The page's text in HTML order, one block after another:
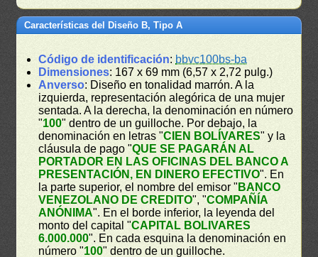
Características del Diseño B, Tipo A
Código de identificación: bbvc100bs-ba
Dimensiones: 167 x 69 mm (6,57 x 2,72 pulg.)
Anverso: Diseño en tonalidad marrón. A la
izquierda, representación alegórica de una mujer
sentada. A la derecha, la denominación en número
"100" dentro de un guilloche. Por debajo, la
denominación en letras "CIEN BOLÍVARES" y la
cláusula de pago "QUE SE PAGARÁN AL
PORTADOR EN LAS OFICINAS DEL BANCO A
PRESENTACIÓN, EN DINERO EFECTIVO". En
la parte superior, el nombre del emisor " BANCO
VENEZOLANO DE CREDITO", "COMPAÑÍA
ANÓNIMA". En el borde inferior, la leyenda del
monto del capital "CAPITAL BOLIVARES
6.000.000". En cada esquina la denominación en
número "100" dentro de un guilloche.